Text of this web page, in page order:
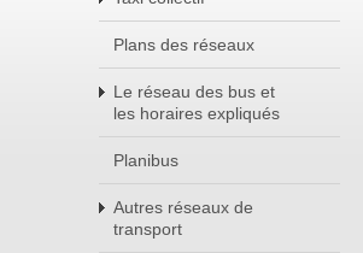
Plans des réseaux
Le réseau des bus et
les horaires expliqués
Planibus
Autres réseaux de
transport